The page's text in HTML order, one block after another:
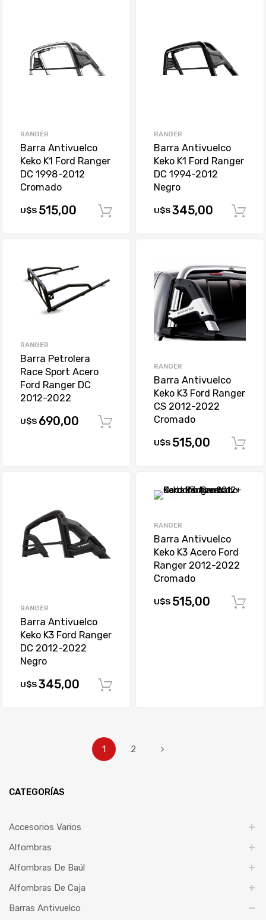
RANGER
Barra Antivuelco
Keko K1 Ford Ranger
DC 1998-2012
Cromado
U$S 515,00 Comprar
RANGER
Barra Antivuelco
Keko K1 Ford Ranger
DC 1994-2012
Negro
U$S345,00
RANGER
Barra Petrolera
Race Sport Acero
Ford Ranger DC
2012-2022
U$S 690,00 Comprar
RANGER
Barra Antivuelco
Keko K3 Ford Ranger
CS 2012-2022
Cromado
U$S 515,00
RANGER
Barra Antivuelco
Keko K3 Ford Ranger
DC 2012-2022
Negro
U$S345,00
RANGER
Barra Antivuelco
Keko K3 Acero Ford
Ranger 2012-2022
Cromado
U$S 515,00
1 2
CATEGORÍAS
Accesorios Varios
Alfombras
Alfombras De Baúl
Alfombras De Caja
Barras Antivuelco